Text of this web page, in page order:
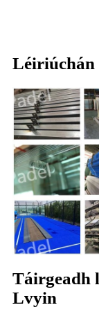
Léiriúchán
Táirgeadh
Lvyin